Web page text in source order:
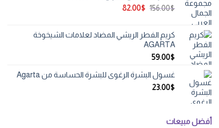
156.00$
السعر
156.00$.
82.00$
السعر
82.00$.
كريم الفطر الريشي المضاد لعلامات الشيخوخة
AGARTA
59.00$
غسول البشرة الرغوي للبشرة الحساسة من Agarta
23.00$
أفضل مبيعات